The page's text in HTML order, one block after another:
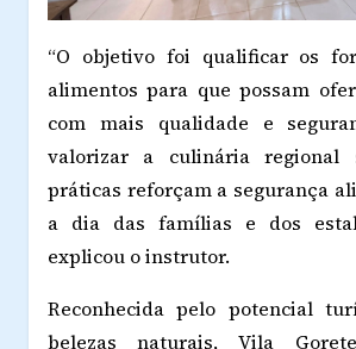
“O objetivo foi qualificar os
alimentos para que possam
com mais qualidade e
valorizar a culinária regional
práticas reforçam a segurança
a dia das famílias e dos
explicou o instrutor.
Reconhecida pelo potencial
belezas naturais, Vila